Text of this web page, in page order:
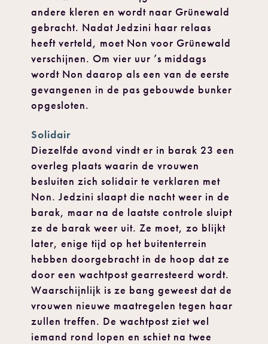
andere kleren en wordt naar Grünewald
gebracht. Nadat Jedzini haar relaas
heeft verteld, moet Non voor Grünewald
verschijnen. Om vier uur ’s middags
wordt Non daarop als een van de eerste
gevangenen in de pas gebouwde bunker
opgesloten.
Solidair
Diezelfde avond vindt er in barak 23 een
overleg plaats waarin de vrouwen
besluiten zich solidair te verklaren met
Non. Jedzini slaapt die nacht weer in de
barak, maar na de laatste controle sluipt
ze de barak weer uit. Ze moet, zo blijkt
later, enige tijd op het buitenterrein
hebben doorgebracht in de hoop dat ze
door een wachtpost gearresteerd wordt.
Waarschijnlijk is ze bang geweest dat de
vrouwen nieuwe maatregelen tegen haar
zullen treffen. De wachtpost ziet wel
iemand rond lopen en schiet na twee